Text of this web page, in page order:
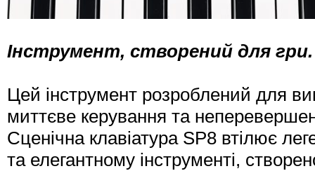
Інструмент, створений для гри.
Цей інструмент розроблений для
миттєве керування та
Сценічна клавіатура SP8 втілює
та елегантному інструменті,